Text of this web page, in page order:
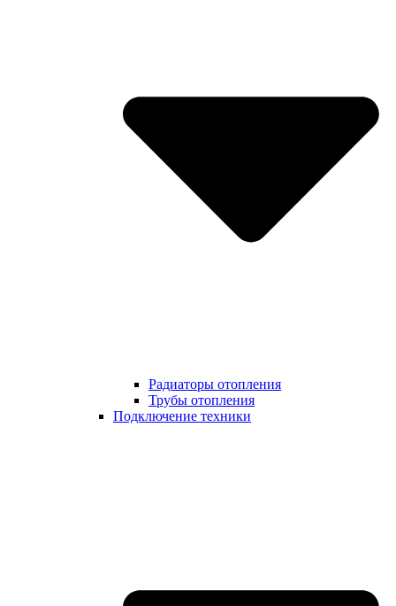
Радиаторы отопления
Трубы отопления
Подключение техники